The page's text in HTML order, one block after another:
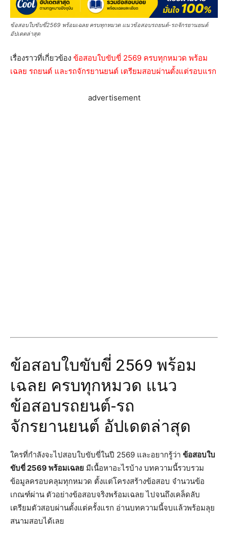
ข้อสอบใบขับขี่2569 พร้อมเฉลย ครบทุกหมวด แนวข้อสอบรถยนต์-รถจักรยานยนต์
อัปเดตล่าสุด
เรื่องราวที่เกี่ยวข้อง ข้อสอบใบขับขี่ 2569 ครบทุกหมวด พร้อม
เฉลย รถยนต์ และรถจักรยานยนต์ เตรียมสอบผ่านตั้งแต่รอบแรก
advertisement
ข้อสอบใบขับขี่ 2569 พร้อม
เฉลย ครบทุกหมวด แนว
ข้อสอบรถยนต์-รถ
จักรยานยนต์ อัปเดตล่าสุด
ใครที่กำลังจะไปสอบใบขับขี่ในปี 2569 และอยากรู้ว่า ข้อสอบใบ
ขับขี่ 2569 พร้อมเฉลย มีเนื้อหาอะไรบ้าง บทความนี้รวบรวม
ข้อมูลครอบคลุมทุกหมวด ตั้งแต่โครงสร้างข้อสอบ จำนวนข้อ
เกณฑ์ผ่าน ตัวอย่างข้อสอบจริงพร้อมเฉลย ไปจนถึงเคล็ดลับ
เตรียมตัวสอบผ่านตั้งแต่ครั้งแรก อ่านบทความนี้จบแล้วพร้อมลุย
สนามสอบได้เลย